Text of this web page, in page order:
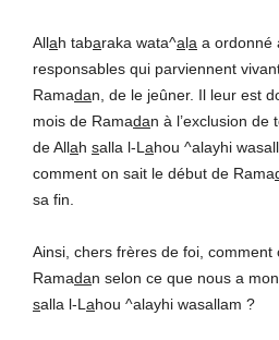
Allah tabaraka wata^ala a ordonné
responsables qui parviennent
Ramadan, de le jeûner. Il leur est
mois de Ramadan à l’exclusion de
de Allah salla l-L ahou ^alayhi
comment on sait le début de Rama
sa fin.
Ainsi, chers frères de foi, comment
Ramadan selon ce que nous a
salla l-L ahou ^alayhi wasallam ?